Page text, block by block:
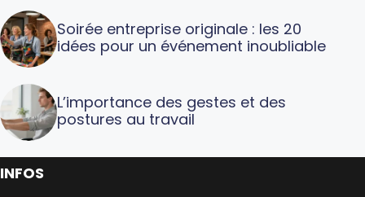
Soirée entreprise originale : les 20
idées pour un événement inoubliable
L’importance des gestes et des
postures au travail
INFOS